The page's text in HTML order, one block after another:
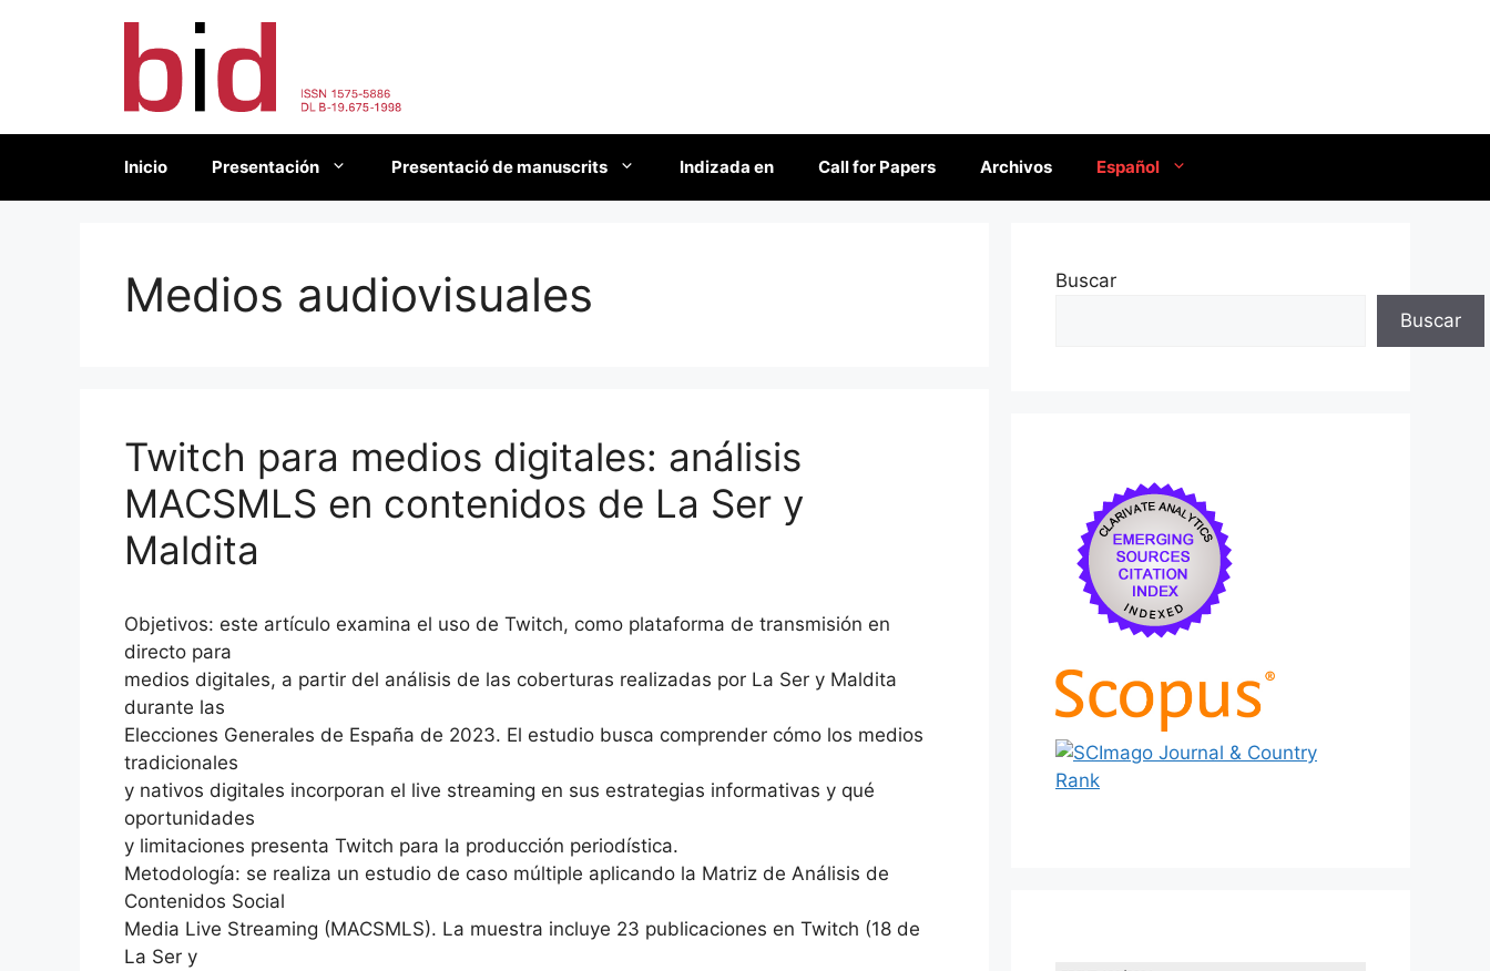
Inicio Presentación Presentació de manuscrits Indizada en Call for Papers Archivos Español
Medios audiovisuales
Twitch para medios digitales: análisis
MACSMLS en contenidos de La Ser y
Maldita
Objetivos: este artículo examina el uso de Twitch, como plataforma de transmisión en
directo para
medios digitales, a partir del análisis de las coberturas realizadas por La Ser y Maldita
durante las
Elecciones Generales de España de 2023. El estudio busca comprender cómo los medios
tradicionales
y nativos digitales incorporan el live streaming en sus estrategias informativas y qué
oportunidades
y limitaciones presenta Twitch para la producción periodística.
Metodología: se realiza un estudio de caso múltiple aplicando la Matriz de Análisis de
Contenidos Social
Media Live Streaming (MACSMLS). La muestra incluye 23 publicaciones en Twitch (18 de
La Ser y
Buscar
Buscar